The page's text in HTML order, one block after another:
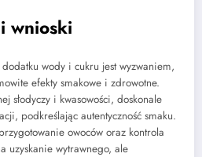
wnioski
wody i cukru jest wyzwaniem,
efekty smakowe i zdrowotne.
słodyczy i kwasowości, doskonale
podkreślając autentyczność smaku.
owoców oraz kontrola
uzyskanie wytrawnego, ale